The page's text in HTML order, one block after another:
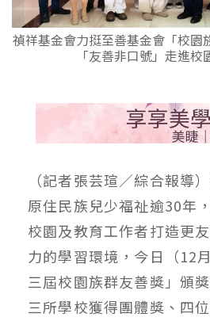
禎祥基金會力挺至善基金會「校
「友善非口號」走進
（記者張芸瑄／綜合報導
原住民族兒少福祉逾30年
校園及教育工作者打造更
力的學習環境，今日（12
三屆校園族群友善獎」頒
三所學校獲得團體獎、四